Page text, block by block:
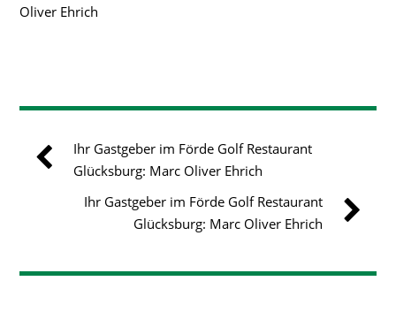
Oliver Ehrich
Ihr Gastgeber im Förde Golf Restaurant
Glücksburg: Marc Oliver Ehrich
Ihr Gastgeber im Förde Golf Restaurant
Glücksburg: Marc Oliver Ehrich